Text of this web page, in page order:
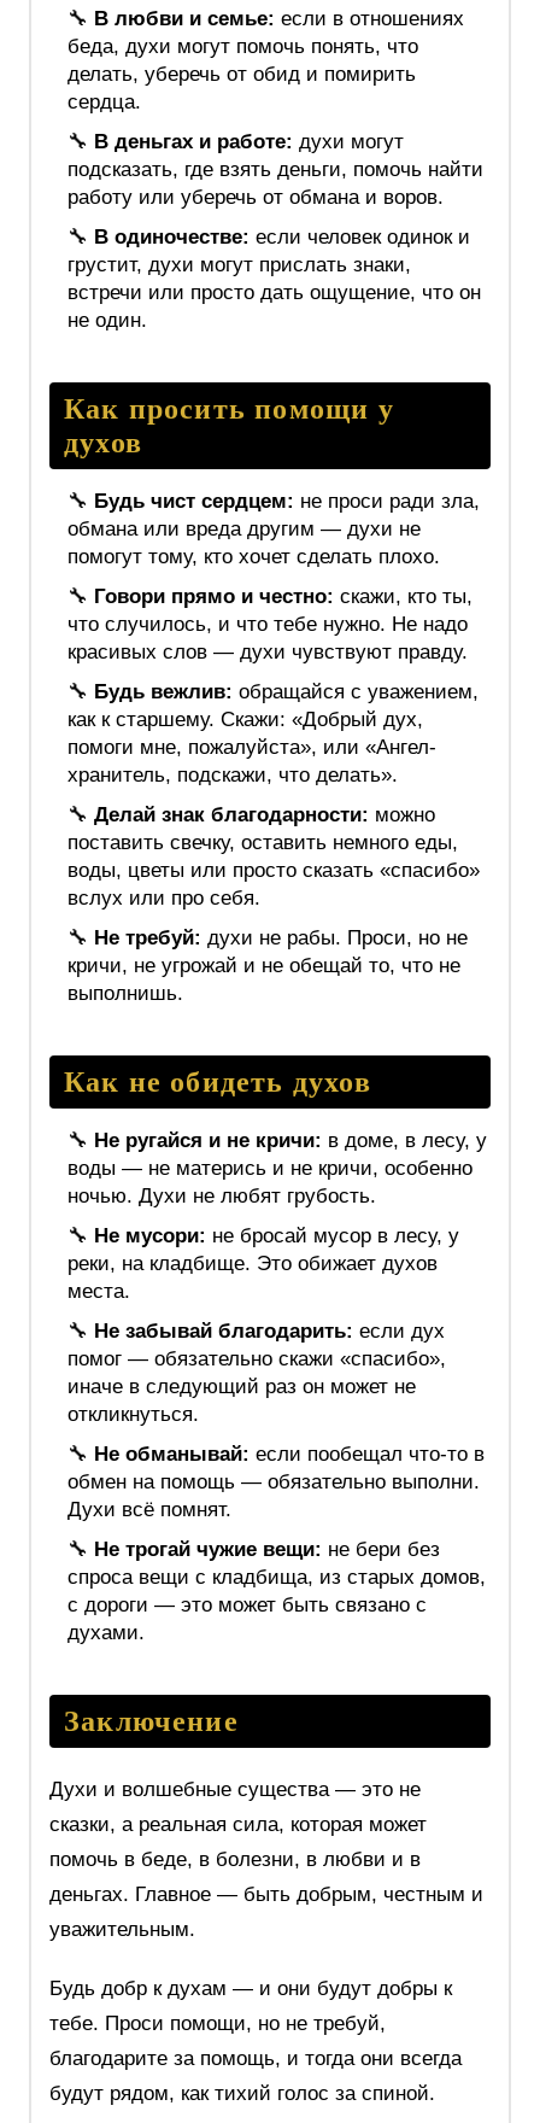
🔧 В любви и семье: если в отношениях
беда, духи могут помочь понять, что
делать, уберечь от обид и помирить
сердца.
🔧 В деньгах и работе: духи могут
подсказать, где взять деньги, помочь найти
работу или уберечь от обмана и воров.
🔧 В одиночестве: если человек одинок и
грустит, духи могут прислать знаки,
встречи или просто дать ощущение, что он
не один.
Как просить помощи у
духов
🔧 Будь чист сердцем: не проси ради зла,
обмана или вреда другим — духи не
помогут тому, кто хочет сделать плохо.
🔧 Говори прямо и честно: скажи, кто ты,
что случилось, и что тебе нужно. Не надо
красивых слов — духи чувствуют правду.
🔧 Будь вежлив: обращайся с уважением,
как к старшему. Скажи: «Добрый дух,
помоги мне, пожалуйста», или «Ангел-
хранитель, подскажи, что делать».
🔧 Делай знак благодарности: можно
поставить свечку, оставить немного еды,
воды, цветы или просто сказать «спасибо»
вслух или про себя.
🔧 Не требуй: духи не рабы. Проси, но не
кричи, не угрожай и не обещай то, что не
выполнишь.
Как не обидеть духов
🔧 Не ругайся и не кричи: в доме, в лесу, у
воды — не матерись и не кричи, особенно
ночью. Духи не любят грубость.
🔧 Не мусори: не бросай мусор в лесу, у
реки, на кладбище. Это обижает духов
места.
🔧 Не забывай благодарить: если дух
помог — обязательно скажи «спасибо»,
иначе в следующий раз он может не
откликнуться.
🔧 Не обманывай: если пообещал что‑то в
обмен на помощь — обязательно выполни.
Духи всё помнят.
🔧 Не трогай чужие вещи: не бери без
спроса вещи с кладбища, из старых домов,
с дороги — это может быть связано с
духами.
Заключение
Духи и волшебные существа — это не
сказки, а реальная сила, которая может
помочь в беде, в болезни, в любви и в
деньгах. Главное — быть добрым, честным и
уважительным.
Будь добр к духам — и они будут добры к
тебе. Проси помощи, но не требуй,
благодарите за помощь, и тогда они всегда
будут рядом, как тихий голос за спиной.